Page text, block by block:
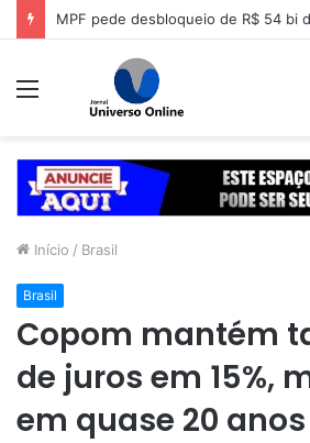
Menu
Início / Brasil
Brasil
Copom mantém
de juros em 15%,
em quase 20 anos